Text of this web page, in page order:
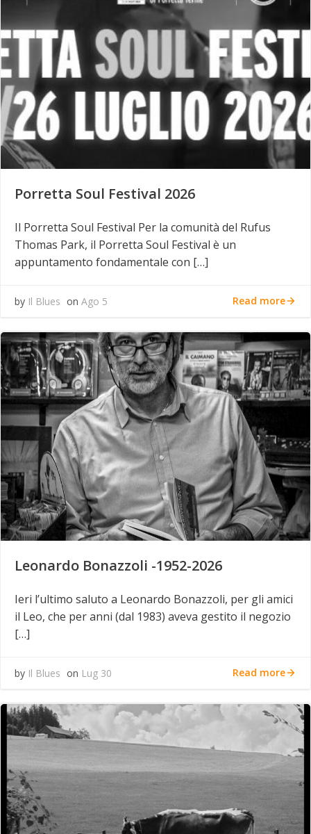
Porretta Soul Festival 2026
Il Porretta Soul Festival Per la comunità del Rufus
Thomas Park, il Porretta Soul Festival è un
appuntamento fondamentale con […]
by Il Blues on Ago 5 Read more
Leonardo Bonazzoli -1952-2026
Ieri l’ultimo saluto a Leonardo Bonazzoli, per gli amici
il Leo, che per anni (dal 1983) aveva gestito il negozio
[…]
by Il Blues on Lug 30 Read more